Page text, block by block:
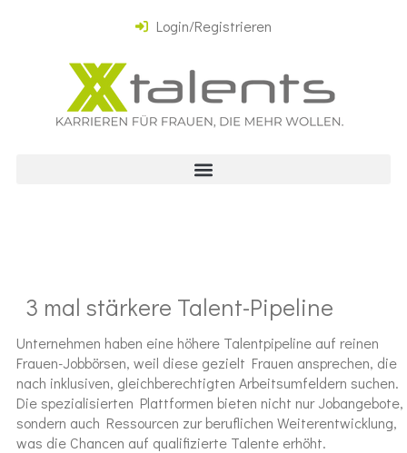
Login/Registrieren
3 mal stärkere Talent-Pipeline
Unternehmen haben eine höhere Talentpipeline auf reinen
Frauen-Jobbörsen, weil diese gezielt Frauen ansprechen, die
nach inklusiven, gleichberechtigten Arbeitsumfeldern suchen.
Die spezialisierten Plattformen bieten nicht nur Jobangebote,
sondern auch Ressourcen zur beruflichen Weiterentwicklung,
was die Chancen auf qualifizierte Talente erhöht.